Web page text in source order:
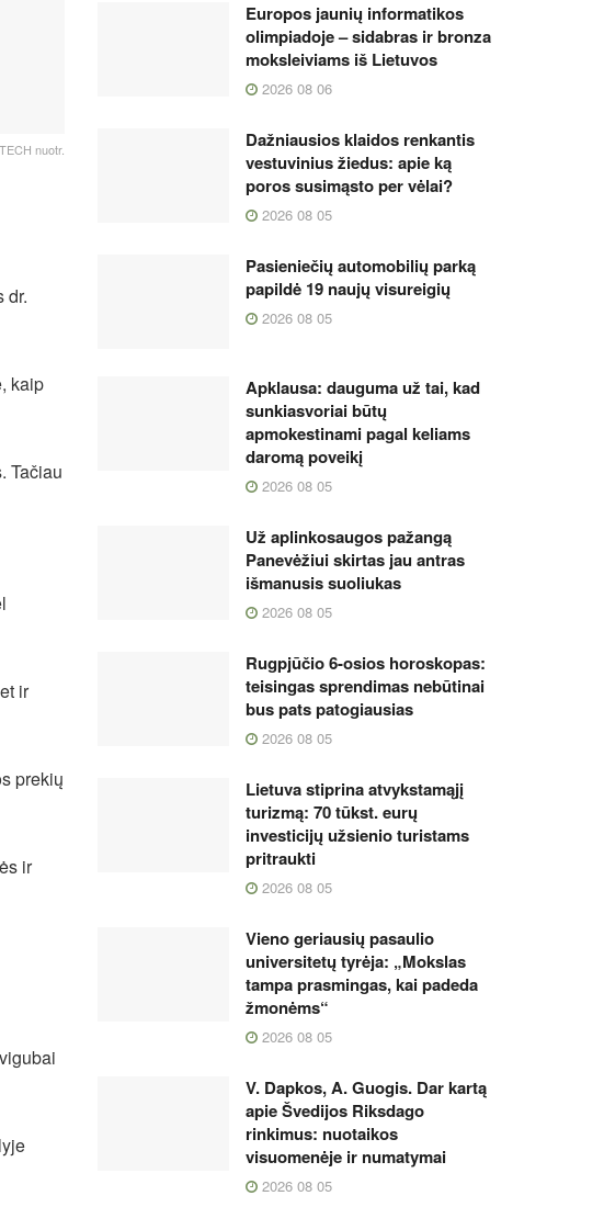
nuotr.
dr.
kaip
Tačiau
ir
prekių
ir
Europos jaunių informatikos
olimpiadoje – sidabras ir bronza
moksleiviams iš Lietuvos
2026 08 06
Dažniausios klaidos renkantis
vestuvinius žiedus: apie ką
poros susimąsto per vėlai?
2026 08 05
Pasieniečių automobilių parką
papildė 19 naujų visureigių
2026 08 05
Apklausa: dauguma už tai, kad
sunkiasvoriai būtų
apmokestinami pagal keliams
daromą poveikį
2026 08 05
Už aplinkosaugos pažangą
Panevėžiui skirtas jau antras
išmanusis suoliukas
2026 08 05
Rugpjūčio 6-osios horoskopas:
teisingas sprendimas nebūtinai
bus pats patogiausias
2026 08 05
Lietuva stiprina atvykstamąjį
turizmą: 70 tūkst. eurų
investicijų užsienio turistams
pritraukti
2026 08 05
Vieno geriausių pasaulio
universitetų tyrėja: „Mokslas
tampa prasmingas, kai padeda
žmonėms“
2026 08 05
V. Dapkos, A. Guogis. Dar kartą
apie Švedijos Riksdago
rinkimus: nuotaikos
visuomenėje ir numatymai
2026 08 05